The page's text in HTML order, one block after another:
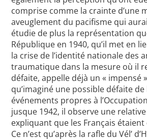
comprise comme la crainte d’une
aveuglement du pacifisme qui
étudie de plus la représentation
République en 1940, qu’il met en
la crise de l’identité nationale des
traumatique dans la mesure où il
défaite, appelle déjà un « impensé
qu’imaginé une possible défaite
événements propres à
jusque 1942, il observe une
expliquant que les Français
Ce n’est qu’après la rafle du Vél’